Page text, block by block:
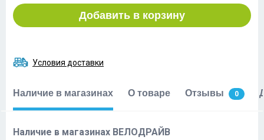
Добавить в корзину
Условия доставки
Наличие в магазинах О товаре Отзывы 0
Наличие в магазинах ВЕЛОДРАЙВ